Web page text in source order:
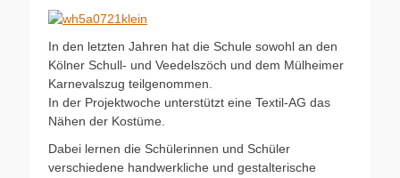
In den letzten Jahren hat die Schule sowohl an den
Kölner Schull- und Veedelszöch und dem Mülheimer
Karnevalszug teilgenommen.
In der Projektwoche unterstützt eine Textil-AG das
Nähen der Kostüme.
Dabei lernen die Schülerinnen und Schüler
verschiedene handwerkliche und gestalterische